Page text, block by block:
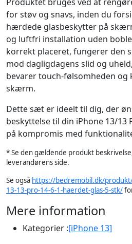
for støv og snavs, inden du
hærdede glasbeskytter på
og luftfri installation uden
korrekt placeret, fungerer den
mod dagligdagens slid og
bevarer touch-følsomheden og
skærm.
Dette sæt er ideelt til dig, der
beskyttelse til din iPhone 13/13
på kompromis med
* Se den gældende produkt
leverandørens side.
Se også https://bedremobil.dk/
13-13-pro-14-6-1-haerdet-glas-5-stk/
Mere information
Kategorier :[iPhone 13]